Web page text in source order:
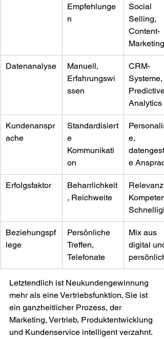
Empfehlunge
n
Social
Selling,
Content-
Marketing
Datenanalyse
Manuell,
Erfahrungswi
ssen
CRM-
Systeme,
Predictive
Analytics
Kundenanspr
ache
Standardisiert
e
Kommunikati
on
e,
e
Erfolgsfaktor
Beharrlichkeit
, Reichweite
Relevanz,
Beziehungspf
lege
Persönliche
Treffen,
Telefonate
Mix aus
digital und
persönlich
Letztendlich ist Neukundengewinnung
mehr als eine Vertriebsfunktion. Sie ist
ein ganzheitlicher Prozess, der
Marketing, Vertrieb, Produktentwicklung
und Kundenservice intelligent verzahnt.